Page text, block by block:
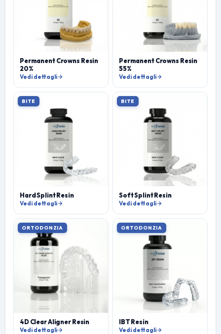
Permanent Crowns Resin
20%
Vedi dettagli
Permanent Crowns Resin
55%
Vedi dettagli
BITE
Hard Splint Resin
Vedi dettagli
BITE
Soft Splint Resin
Vedi dettagli
ORTODONZIA
4D Clear Aligner Resin
Vedi dettagli
ORTODONZIA
IBT Resin
Vedi dettagli